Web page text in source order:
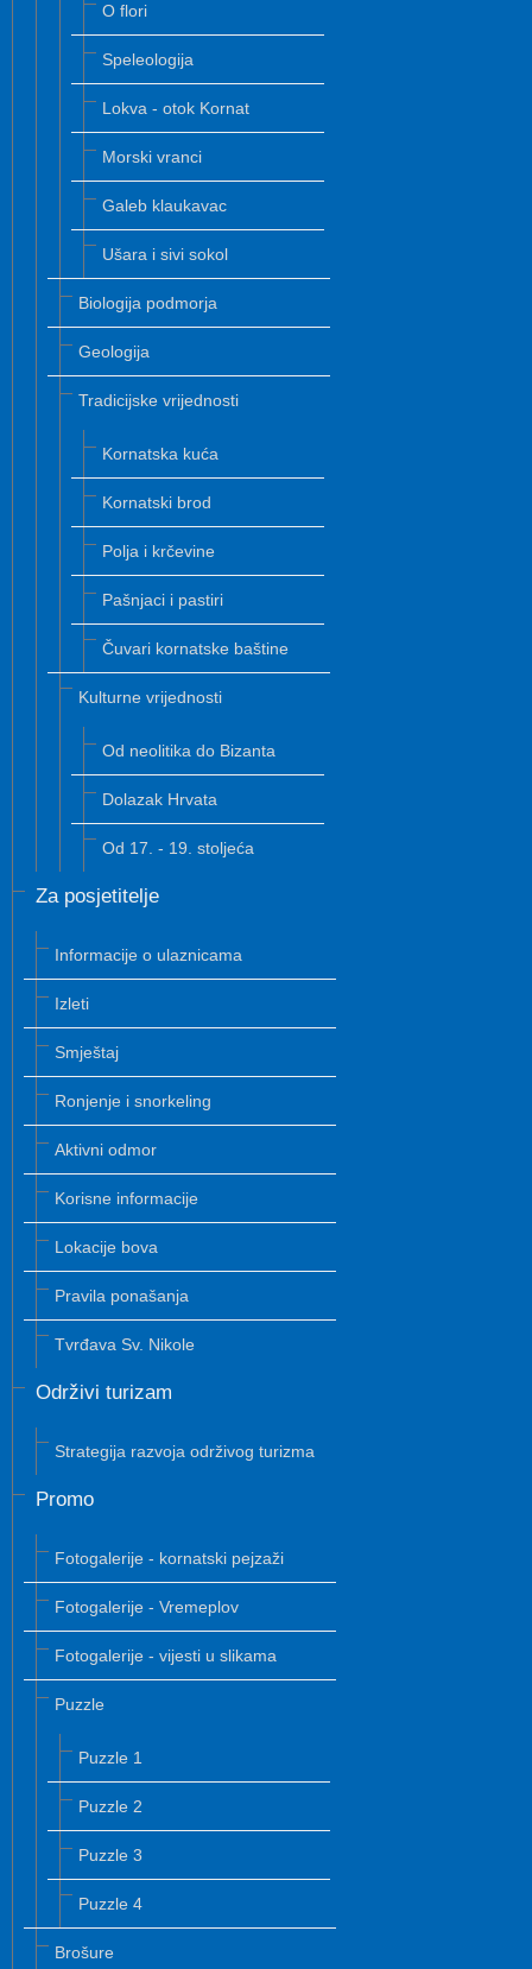
O flori
Speleologija
Lokva - otok Kornat
Morski vranci
Galeb klaukavac
Ušara i sivi sokol
Biologija podmorja
Geologija
Tradicijske vrijednosti
Kornatska kuća
Kornatski brod
Polja i krčevine
Pašnjaci i pastiri
Čuvari kornatske baštine
Kulturne vrijednosti
Od neolitika do Bizanta
Dolazak Hrvata
Od 17. - 19. stoljeća
Za posjetitelje
Informacije o ulaznicama
Izleti
Smještaj
Ronjenje i snorkeling
Aktivni odmor
Korisne informacije
Lokacije bova
Pravila ponašanja
Tvrđava Sv. Nikole
Održivi turizam
Strategija razvoja održivog turizma
Promo
Fotogalerije - kornatski pejzaži
Fotogalerije - Vremeplov
Fotogalerije - vijesti u slikama
Puzzle
Puzzle 1
Puzzle 2
Puzzle 3
Puzzle 4
Brošure